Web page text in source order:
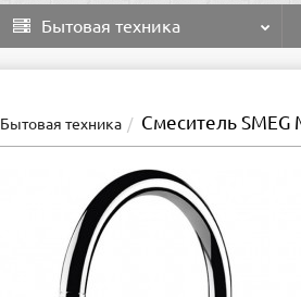
Бытовая техника
Бытовая техника Смеситель SMEG